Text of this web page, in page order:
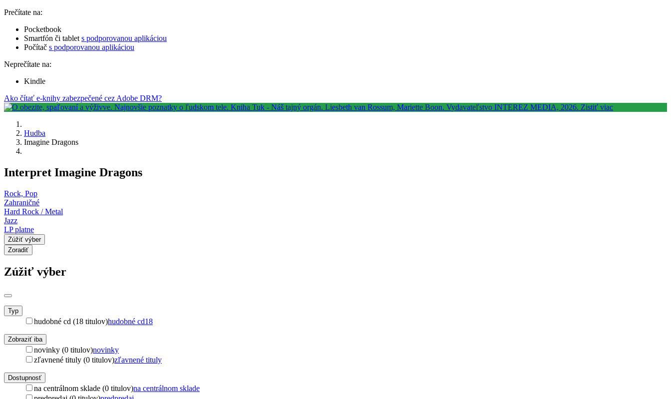
Prečítate na:
Pocketbook
Smartfón či tablet s podporovanou aplikáciou
Počítač s podporovanou aplikáciou
Neprečítate na:
Kindle
Ako čítať e-knihy zabezpečené cez Adobe DRM?
Hudba
Imagine Dragons
Interpret Imagine Dragons
Rock, Pop
Zahraničné
Hard Rock / Metal
Jazz
LP platne
Zúžiť výber
Zoradiť
Zúžiť výber
Typ
hudobné cd (18 titulov)hudobné cd18
Zobraziť iba
novinky (0 titulov)novinky
zľavnené tituly (0 titulov)zľavnené tituly
Dostupnosť
na centrálnom sklade (0 titulov)na centrálnom sklade